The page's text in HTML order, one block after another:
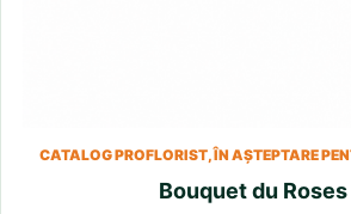
CATALOG PROFLORIST, ÎN AȘTEPTARE
Bouquet du Roses